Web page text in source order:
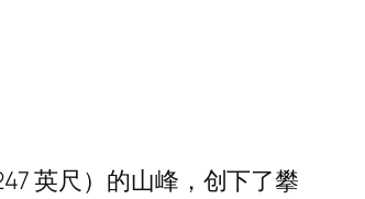
英尺）的山峰，创下了攀